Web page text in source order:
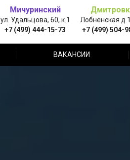
Мичуринский
ул. Удальцова, 60, к.1
+7 (499) 444-15-73
Лобненская
+7 (499) 504-
ВАКАНСИИ